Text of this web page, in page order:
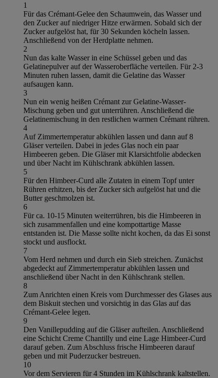
1
Für das Crémant-Gelee den Schaumwein, das Wasser und
den Zucker auf niedriger Hitze erwärmen. Sobald sich der
Zucker aufgelöst hat, für 30 Sekunden köcheln lassen.
Anschließend von der Herdplatte nehmen.
2
Nun das kalte Wasser in eine Schüssel geben und das
Gelatinepulver auf der Wasseroberfläche verteilen. Für 2-3
Minuten ruhen lassen, damit die Gelatine das Wasser
aufsaugen kann.
3
Nun ein wenig heißen Crémant zur Gelatine-Wasser-
Mischung geben und gut unterrühren. Anschließend die
Gelatinemischung in den restlichen warmen Crémant rühren.
4
Auf Zimmertemperatur abkühlen lassen und dann auf 8
Gläser verteilen. Dabei in jedes Glas noch ein paar
Himbeeren geben. Die Gläser mit Klarsichtfolie abdecken
und über Nacht im Kühlschrank abkühlen lassen.
5
Für den Himbeer-Curd alle Zutaten in einem Topf unter
Rühren erhitzen, bis der Zucker sich aufgelöst hat und die
Butter geschmolzen ist.
6
Für ca. 10-15 Minuten weiterrühren, bis die Himbeeren in
sich zusammenfallen und eine kompottartige Masse
entstanden ist. Die Masse sollte nicht kochen, da das Ei sonst
stockt und ausflockt.
7
Vom Herd nehmen und durch ein Sieb streichen. Zunächst
abgedeckt auf Zimmertemperatur abkühlen lassen und
anschließend über Nacht in den Kühlschrank stellen.
8
Zum Anrichten einen Kreis vom Durchmesser des Glases aus
dem Biskuit stechen und vorsichtig in das Glas auf das
Crémant-Gelee legen.
9
Den Vanillepudding auf die Gläser aufteilen. Anschließend
eine Schicht Creme Chantilly und eine Lage Himbeer-Curd
darauf geben. Zum Abschluss frische Himbeeren darauf
geben und mit Puderzucker bestreuen.
10
Vor dem Servieren für 4 Stunden im Kühlschrank kaltstellen.